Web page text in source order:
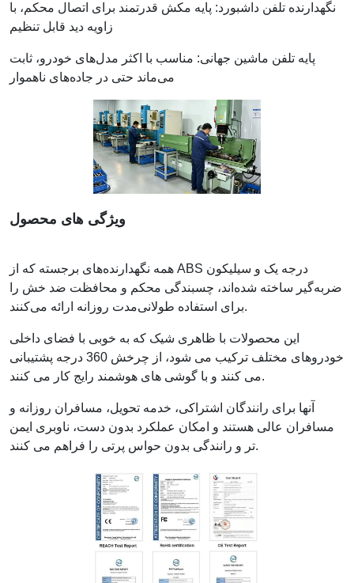
نگهدارنده تلفن داشبورد: پایه مکش قدرتمند برای اتصال محکم، با
زاویه دید قابل تنظیم
پایه تلفن ماشین جهانی: مناسب با اکثر مدل‌های خودرو، ثابت
می‌ماند حتی در جاده‌های ناهموار
ویژگی های محصول
همه نگهدارنده‌های برجسته که از ABS درجه یک و سیلیکون
ضربه‌گیر ساخته شده‌اند، چسبندگی محکم و محافظت ضد خش را
برای استفاده طولانی‌مدت روزانه ارائه می‌کنند.
این محصولات با ظاهری شیک که به خوبی با فضای داخلی
خودروهای مختلف ترکیب می شود، از چرخش 360 درجه پشتیبانی
می کنند و با گوشی های هوشمند رایج کار می کنند.
آنها برای رانندگان اشتراکی، خدمه تحویل، مسافران روزانه و
مسافران عالی هستند و امکان عملکرد بدون دست، ناوبری ایمن
تر و رانندگی بدون حواس پرتی را فراهم می کنند.